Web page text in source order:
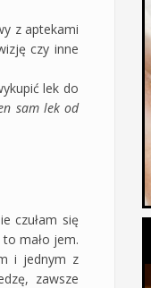
z aptekami
czy inne
lek do
sam lek od
czułam się
mało jem.
i jednym z
zawsze